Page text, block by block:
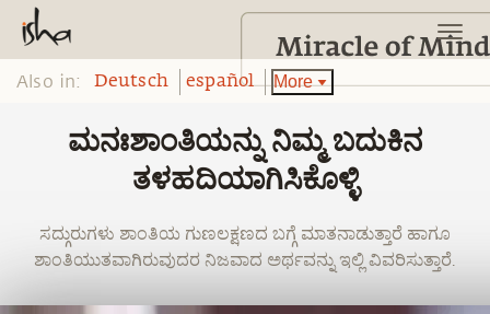
Also in: Deutsch español More
ಮನಃಶಾಂತಿಯನ್ನು ನಿಮ್ಮ ಬದುಕಿನ
ತಳಹದಿಯಾಗಿಸಿಕೊಳ್ಳಿ
ಸದ್ಗುರುಗಳು ಶಾಂತಿಯ ಗುಣಲಕ್ಷಣದ ಬಗ್ಗೆ ಮಾತನಾಡುತ್ತಾರೆ ಹಾಗೂ
ಶಾಂತಿಯುತವಾಗಿರುವುದರ ನಿಜವಾದ ಅರ್ಥವನ್ನು ಇಲ್ಲಿ ವಿವರಿಸುತ್ತಾರೆ.